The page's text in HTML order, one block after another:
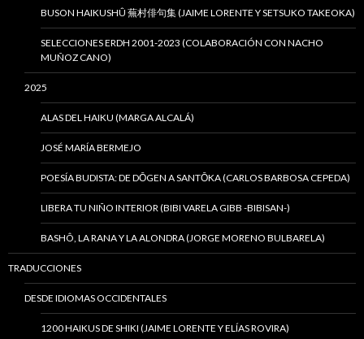
BUSON HAIKUSHÛ 蕪村俳句集 (JAIME LORENTE Y SETSUKO TAKEOKA)
SELECCIONES ERDH 2001-2023 (COLABORACIÓN CON NACHO
MUÑOZ CANO)
2025
ALAS DEL HAIKU (MARGA ALCALÁ)
JOSÉ MARÍA BERMEJO
POESÍA BUDISTA: DE DŌGEN A SANTŌKA (CARLOS BARBOSA CEPEDA)
LIBERA TU NIÑO INTERIOR (BIBI VARELA GIBB -BIBISAN-)
BASHÔ, LA RANA Y LA ALONDRA (JORGE MORENO BULBARELA)
TRADUCCIONES
DESDE IDIOMAS OCCIDENTALES
1200 HAIKUS DE SHIKI (JAIME LORENTE Y ELÍAS ROVIRA)